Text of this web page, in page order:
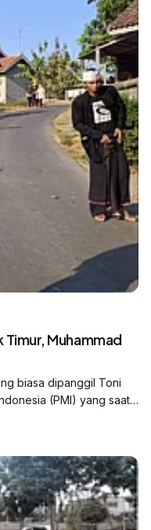
Timur, Muhammad
biasa dipanggil Toni
(PMI) yang saat